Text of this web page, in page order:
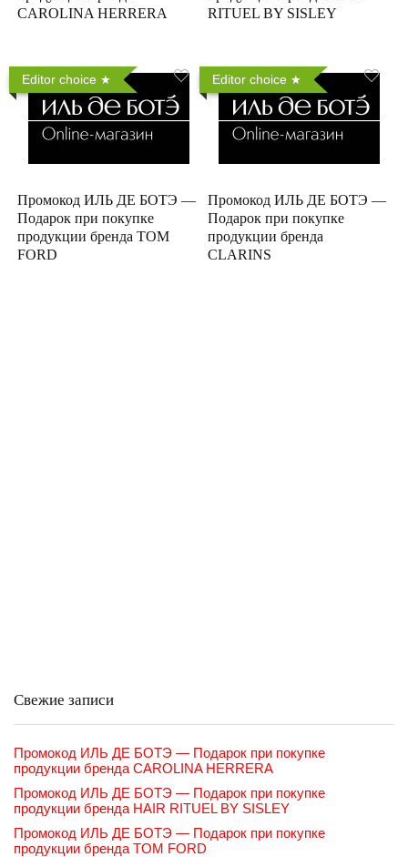
CAROLINA HERRERA
RITUEL BY SISLEY
Editor choice
Промокод ИЛЬ ДЕ БОТЭ —
Подарок при покупке
продукции бренда TOM
FORD
Editor choice
Промокод ИЛЬ ДЕ БОТЭ —
Подарок при покупке
продукции бренда
CLARINS
Свежие записи
Промокод ИЛЬ ДЕ БОТЭ — Подарок при покупке
продукции бренда CAROLINA HERRERA
Промокод ИЛЬ ДЕ БОТЭ — Подарок при покупке
продукции бренда HAIR RITUEL BY SISLEY
Промокод ИЛЬ ДЕ БОТЭ — Подарок при покупке
продукции бренда TOM FORD